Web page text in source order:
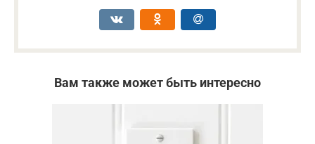
Вам также может быть интересно